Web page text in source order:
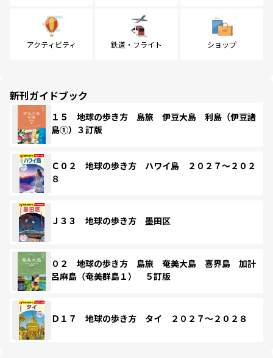
アクティビティ 鉄道・フライト ショップ
新刊ガイドブック
１５ 地球の歩き方 島旅 伊豆大島 利島（伊豆諸
島①）３訂版
Ｃ０２ 地球の歩き方 ハワイ島 ２０２７～２０２
８
Ｊ３３ 地球の歩き方 墨田区
０２ 地球の歩き方 島旅 奄美大島 喜界島 加計
呂麻島（奄美群島１） ５訂版
Ｄ１７ 地球の歩き方 タイ ２０２７～２０２８